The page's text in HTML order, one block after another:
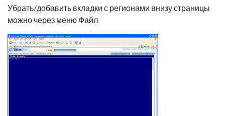
Убрать/добавить вкладки с регионами внизу страницы
можно через меню Файл